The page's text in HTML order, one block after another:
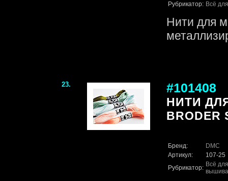
Рубрикатор: Всё
Нити для
23. #101408
НИТИ
BRODER
Бренд:
DMC
Артикул:
107-25
Рубрикатор: Всё